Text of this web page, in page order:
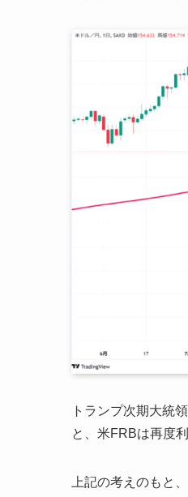
トランプ次期大統
と、米FRBは再度
上記の考えのもと